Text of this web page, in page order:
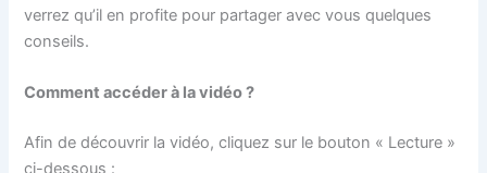
verrez qu’il en profite pour partager avec vous quelques
conseils.
Comment accéder à la vidéo ?
Afin de découvrir la vidéo, cliquez sur le bouton « Lecture »
ci-dessous :